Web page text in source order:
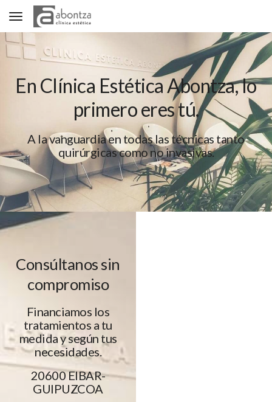
Toggle navigation
En Clínica Estética Abontza, lo
primero eres tú.
A la vanguardia en todas las técnicas tanto
quirúrgicas como no invasivas.
Consúltanos sin
compromiso
Financiamos los
tratamientos a tu
medida y según tus
necesidades.
20600 EIBAR-
GUIPUZCOA